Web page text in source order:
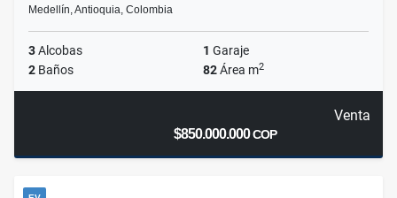
Medellín, Antioquia, Colombia
3Alcobas 1 Garaje
2 Baños 82Área m2
Venta
$850.000.000COP